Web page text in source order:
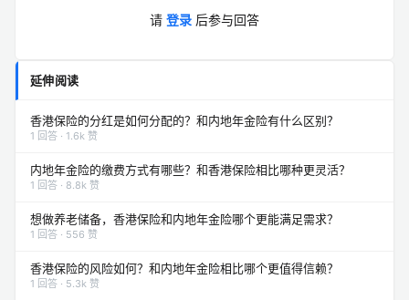
请 登录 后参与回答
延伸阅读
香港保险的分红是如何分配的？和内地年金险有什么区别？
1 回答 · 1.6k 赞
内地年金险的缴费方式有哪些？和香港保险相比哪种更灵活？
1 回答 · 8.8k 赞
想做养老储备，香港保险和内地年金险哪个更能满足需求？
1 回答 · 556 赞
香港保险的风险如何？和内地年金险相比哪个更值得信赖？
1 回答 · 5.3k 赞